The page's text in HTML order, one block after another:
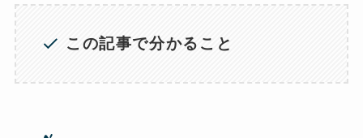
この記事で分かること